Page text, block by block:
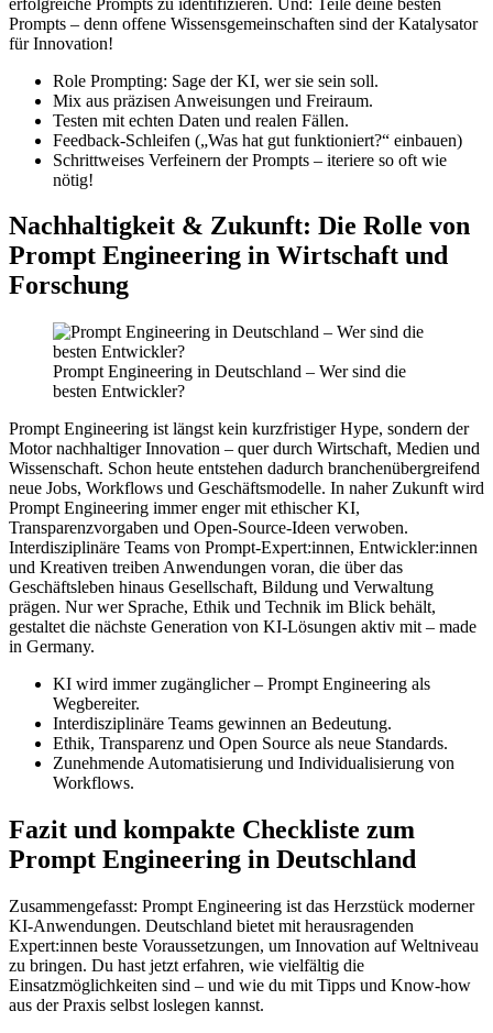
Prompts – denn offene Wissensgemeinschaften sind der Katalysator
für Innovation!
Role Prompting: Sage der KI, wer sie sein soll.
Mix aus präzisen Anweisungen und Freiraum.
Testen mit echten Daten und realen Fällen.
Feedback-Schleifen („Was hat gut funktioniert?“ einbauen)
Schrittweises Verfeinern der Prompts – iteriere so oft wie
nötig!
Nachhaltigkeit & Zukunft: Die Rolle von
Prompt Engineering in Wirtschaft und
Forschung
Prompt Engineering in Deutschland – Wer sind die
besten Entwickler?
Prompt Engineering ist längst kein kurzfristiger Hype, sondern der
Motor nachhaltiger Innovation – quer durch Wirtschaft, Medien und
Wissenschaft. Schon heute entstehen dadurch branchenübergreifend
neue Jobs, Workflows und Geschäftsmodelle. In naher Zukunft wird
Prompt Engineering immer enger mit ethischer KI,
Transparenzvorgaben und Open-Source-Ideen verwoben.
Interdisziplinäre Teams von Prompt-Expert:innen, Entwickler:innen
und Kreativen treiben Anwendungen voran, die über das
Geschäftsleben hinaus Gesellschaft, Bildung und Verwaltung
prägen. Nur wer Sprache, Ethik und Technik im Blick behält,
gestaltet die nächste Generation von KI-Lösungen aktiv mit – made
in Germany.
KI wird immer zugänglicher – Prompt Engineering als
Wegbereiter.
Interdisziplinäre Teams gewinnen an Bedeutung.
Ethik, Transparenz und Open Source als neue Standards.
Zunehmende Automatisierung und Individualisierung von
Workflows.
Fazit und kompakte Checkliste zum
Prompt Engineering in Deutschland
Zusammengefasst: Prompt Engineering ist das Herzstück moderner
KI-Anwendungen. Deutschland bietet mit herausragenden
Expert:innen beste Voraussetzungen, um Innovation auf Weltniveau
zu bringen. Du hast jetzt erfahren, wie vielfältig die
Einsatzmöglichkeiten sind – und wie du mit Tipps und Know-how
aus der Praxis selbst loslegen kannst.